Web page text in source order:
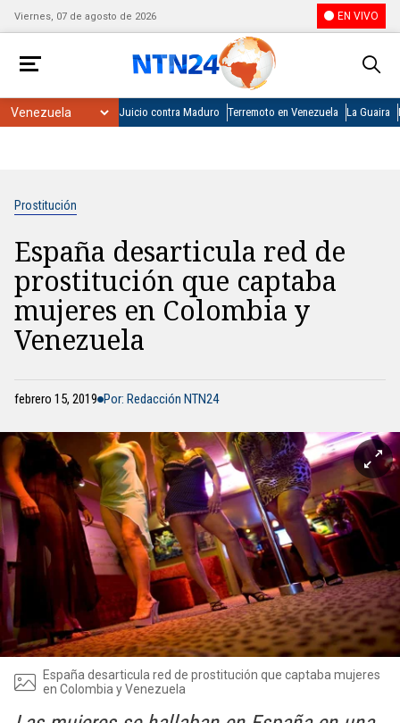
Viernes, 07 de agosto de 2026 EN VIVO
Juicio contra Maduro Terremoto en Venezuela La Guaira
Prostitución
España desarticula red de
prostitución que captaba
mujeres en Colombia y
Venezuela
febrero 15, 2019 Por: Redacción NTN24
España desarticula red de prostitución que captaba mujeres
en Colombia y Venezuela